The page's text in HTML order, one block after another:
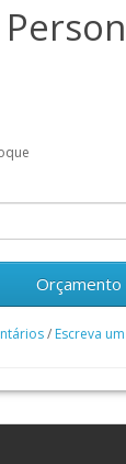
Orçamento
/ Escreva